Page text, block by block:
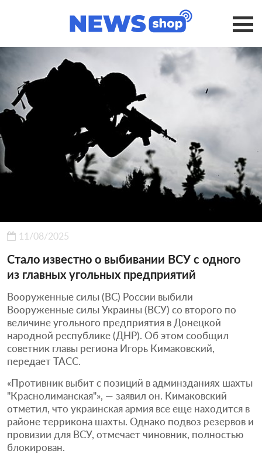
11/08/2025
Стало известно о выбивании ВСУ с одного
из главных угольных предприятий
Вооруженные силы (ВС) России выбили
Вооруженные силы Украины (ВСУ) со второго по
величине угольного предприятия в Донецкой
народной республике (ДНР). Об этом сообщил
советник главы региона Игорь Кимаковский,
передает ТАСС.
«Противник выбит с позиций в админзданиях шахты
"Краснолиманская"», — заявил он. Кимаковский
отметил, что украинская армия все еще находится в
районе террикона шахты. Однако подвоз резервов и
провизии для ВСУ, отмечает чиновник, полностью
блокирован.